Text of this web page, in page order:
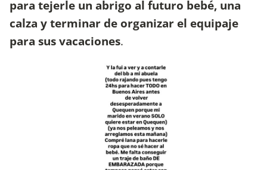
para tejerle un abrigo al futuro bebé, una
calza y terminar de organizar el equipaje
para sus vacaciones.